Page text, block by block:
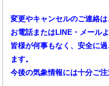
変更やキャンセルのご連絡は
お電話またはLINE・メール
皆様が何事もなく、安全に
ます。
今後の気象情報には十分ご注